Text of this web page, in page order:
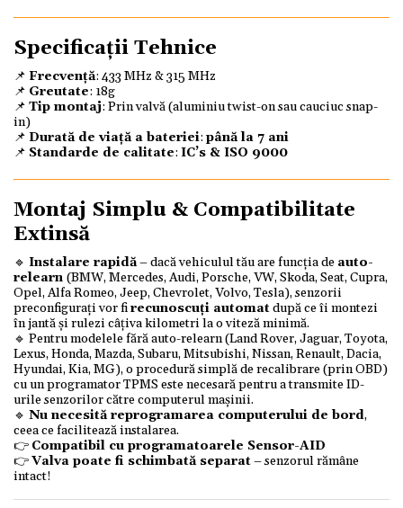
Specificații Tehnice
📌 Frecvență: 433 MHz & 315 MHz
📌 Greutate: 18g
📌 Tip montaj: Prin valvă (aluminiu twist-on sau cauciuc snap-
in)
📌 Durată de viață a bateriei: până la 7 ani
📌 Standarde de calitate: IC’s & ISO 9000
Montaj Simplu & Compatibilitate
Extinsă
🔹 Instalare rapidă– dacă vehiculul tău are funcția de auto-
relearn (BMW, Mercedes, Audi, Porsche, VW, Skoda, Seat, Cupra,
Opel, Alfa Romeo, Jeep, Chevrolet, Volvo, Tesla), senzorii
preconfigurați vor firecunoscuți automatdupă ce îi montezi
în jantă și rulezi câțiva kilometri la o viteză minimă.
🔹 Pentru modelele fără auto-relearn (Land Rover, Jaguar, Toyota,
Lexus, Honda, Mazda, Subaru, Mitsubishi, Nissan, Renault, Dacia,
Hyundai, Kia, MG), o procedură simplă de recalibrare (prin OBD)
cu un programator TPMS este necesară pentru a transmite ID-
urile senzorilor către computerul mașinii.
🔹 Nu necesită reprogramarea computerului de bord,
ceea ce facilitează instalarea.
👉 Compatibil cu programatoarele Sensor-AID
👉Valva poate fi schimbată separat– senzorul rămâne
intact!